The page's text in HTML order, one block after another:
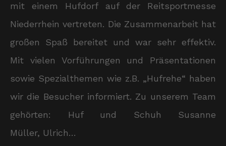
mit einem Hufdorf auf der Reitsportmesse
Niederrhein vertreten. Die Zusammenarbeit hat
großen Spaß bereitet und war sehr effektiv.
Mit vielen Vorführungen und Präsentationen
sowie Spezialthemen wie z.B. „Hufrehe“ haben
wir die Besucher informiert. Zu unserem Team
gehörten: Huf und Schuh Susanne
Müller, Ulrich…